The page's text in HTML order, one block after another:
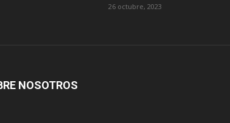
26 octubre, 2023
NOSOTROS